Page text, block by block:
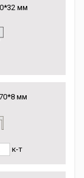
мм
мм
к-т